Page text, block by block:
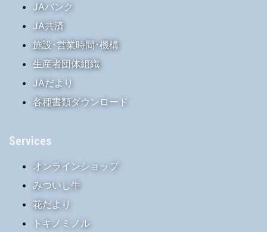
JAバンク
JA共済
施設･営業時間･機構
生産者団体組織
JAだより
各種書類ダウンロード
Services
オンラインショップ
みついし牛
花だより
トキノミノル